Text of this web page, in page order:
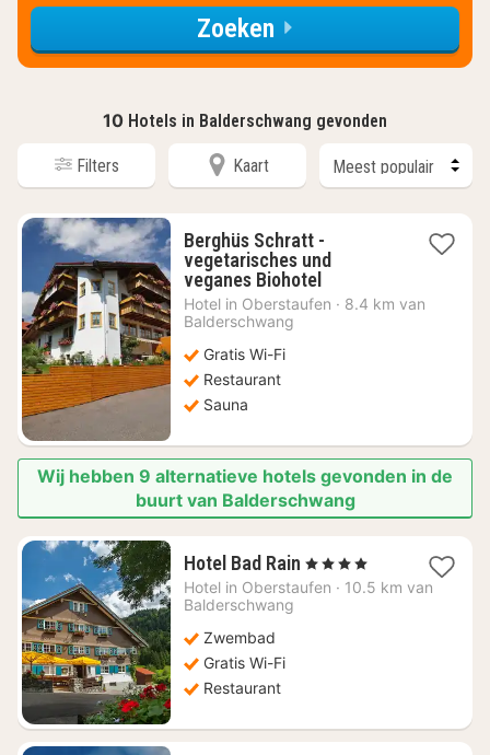
Zoeken
10 Hotels in Balderschwang gevonden
Filters Kaart
Berghüs Schratt -
vegetarisches und
veganes Biohotel1
nacht
Hotel in Oberstaufen · 8.4 km van
Balderschwang
Gratis Wi-Fi
Restaurant
Sauna
Wij hebben 9 alternatieve hotels gevonden in de
buurt van Balderschwang
Hotel Bad Rain 1
nacht
, 4 Sterren
Hotel in Oberstaufen · 10.5 km van
Balderschwang
Zwembad
Gratis Wi-Fi
Restaurant